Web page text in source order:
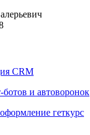
CRM
ботов и автоворонок
геткурс